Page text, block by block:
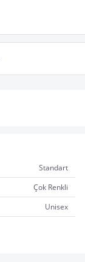
Standart
Çok Renkli
Unisex